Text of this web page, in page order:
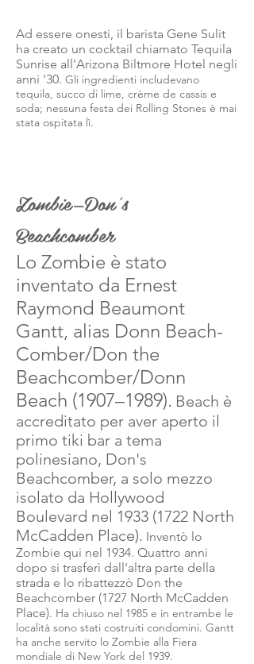
Ad essere onesti, il barista Gene Sulit
ha creato un cocktail chiamato Tequila
Sunrise all'Arizona Biltmore Hotel negli
anni '30. Gli ingredienti includevano
tequila, succo di lime, crème de cassis e
soda; nessuna festa dei Rolling Stones è mai
stata ospitata lì.
Zombie—Don's
Beachcomber
Lo Zombie è stato
inventato da Ernest
Raymond Beaumont
Gantt, alias Donn Beach-
Comber/Don the
Beachcomber/Donn
Beach (1907–1989). Beach è
accreditato per aver aperto il
primo tiki bar a tema
polinesiano, Don's
Beachcomber, a solo mezzo
isolato da Hollywood
Boulevard nel 1933 (1722 North
McCadden Place). Inventò lo
Zombie qui nel 1934. Quattro anni
dopo si trasferì dall'altra parte della
strada e lo ribattezzò Don the
Beachcomber (1727 North McCadden
Place). Ha chiuso nel 1985 e in entrambe le
località sono stati costruiti condomini. Gantt
ha anche servito lo Zombie alla Fiera
mondiale di New York del 1939.